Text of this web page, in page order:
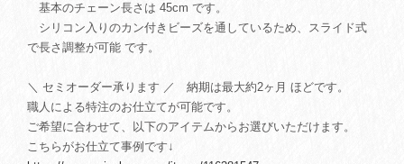
基本のチェーン長さは 45cm です。
シリコン入りのカン付きビーズを通しているため、スライド式
で長さ調整が可能 です。
＼ セミオーダー承ります ／ 納期は最大約2ヶ月 ほどです。
職人による特注のお仕立てが可能です。
ご希望に合わせて、以下のアイテムからお選びいただけます。
こちらがお仕立て事例です↓